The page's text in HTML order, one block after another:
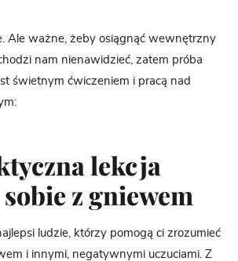
Ale ważne, żeby osiągnąć wewnętrzny
nam nienawidzieć, zatem próba
świetnym ćwiczeniem i pracą nad
lekcja
z gniewem
ludzie, którzy pomogą ci zrozumieć
i innymi, negatywnymi uczuciami. Z